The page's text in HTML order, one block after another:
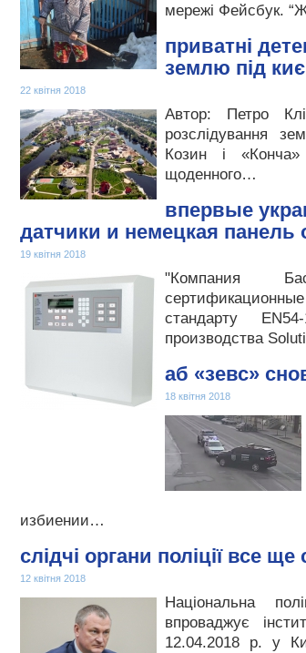
мережі Фейсбук.
приватні
землю під
22 квітня 2018
Автор: Петро
розслідування
Козин і
щоденного…
впервые
датчики и немецкая
19 квітня 2018
"Компания
стандарту
производства
аб «зевс»
18 квітня 2018
избиении…
слідчі органи поліції все
12 квітня 2018
Національна
впроваджує
12.04.2018 р. у